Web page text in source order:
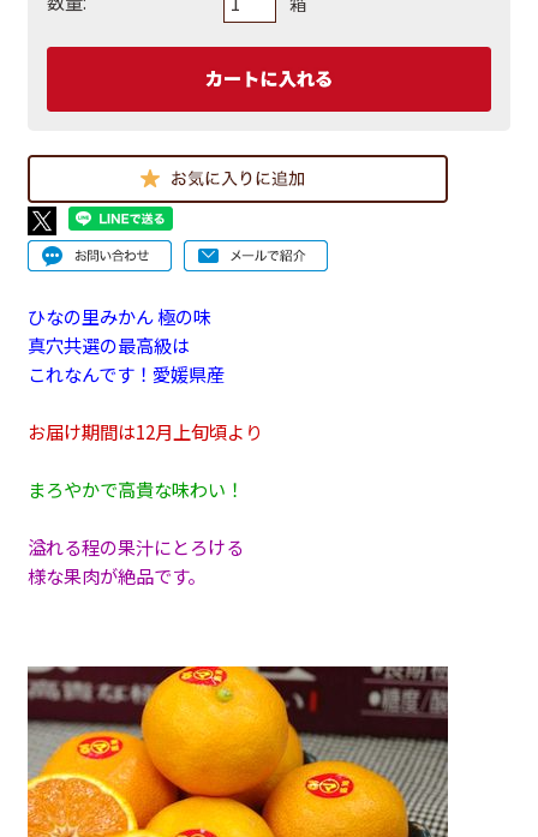
ひなの里みかん 極の味
真穴共選の最高級は
これなんです！愛媛県産
お届け期間は12月上旬頃より
まろやかで高貴な味わい！
溢れる程の果汁にとろける
様な果肉が絶品です。